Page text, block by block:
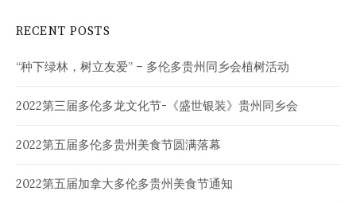
RECENT POSTS
“种下绿林，树立友爱” – 多伦多贵州同乡会植树活动
2022第三届多伦多龙文化节-《盛世银装》贵州同乡会
2022第五届多伦多贵州美食节圆满落幕
2022第五届加拿大多伦多贵州美食节通知